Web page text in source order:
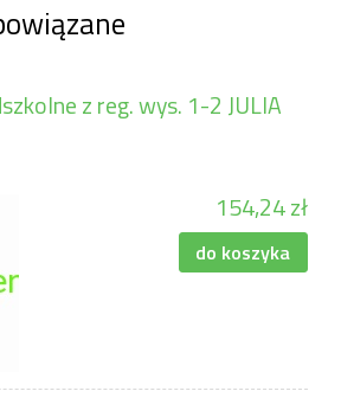
z reg. wys. 1-2 JULIA
154,24 zł
do koszyka